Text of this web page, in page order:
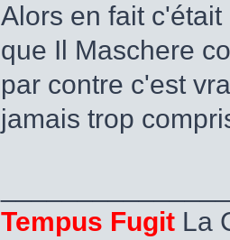
Alors en fait
que Il Maschere
par contre c'est
jamais trop
Tempus Fugit La